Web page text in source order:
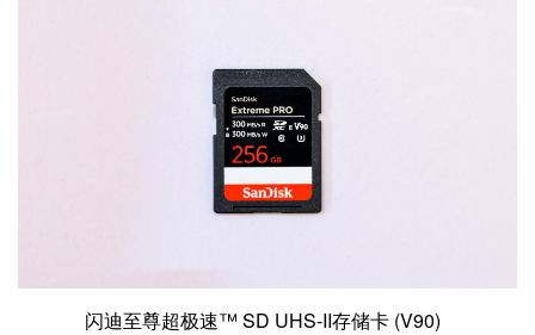
闪迪至尊超极速™ SD UHS-II存储卡 (V90)